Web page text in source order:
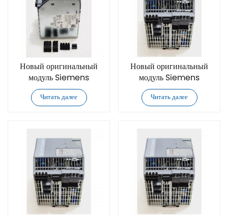
Новый оригинальный
модуль Siemens
1FL6034-2AF21-1MB1
Читать далее
Новый оригинальный
модуль Siemens
6DR5020-0NG01-
0AA0
Читать далее